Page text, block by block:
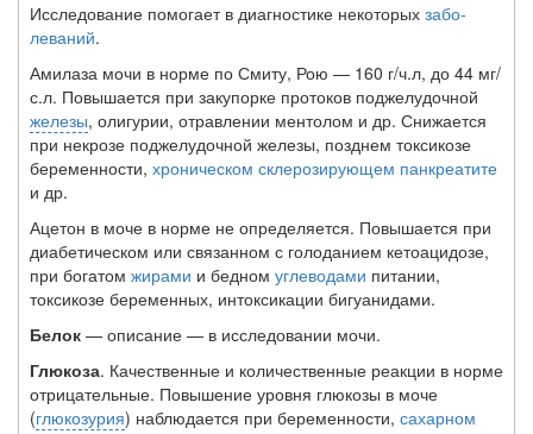
Исследование помогает в диагностике некоторых забо­
леваний.
Амилаза мочи в норме по Смиту, Рою — 160 г/ч.л, до 44 мг/
с.л. Повышается при закупорке протоков поджелу­дочной
железы, олигурии, отравлении ментолом и др. Сни­жается
при некрозе поджелудочной железы, позднем ток­сикозе
беременности, хроническом склерозирующем панк­реатите
и др.
Ацетон в моче в норме не определяется. Повышается при
диабетическом или связанном с голоданием кетоацидозе,
при богатом жирами и бедном углеводами питании,
токсикозе беременных, интоксикации бигуанидами.
Белок — описание — в исследовании мочи.
Глюкоза. Качественные и количественные реакции в норме
отрицательные. Повышение уровня глюкозы в моче
(глюкозурия) наблюдается при беременности, сахарном